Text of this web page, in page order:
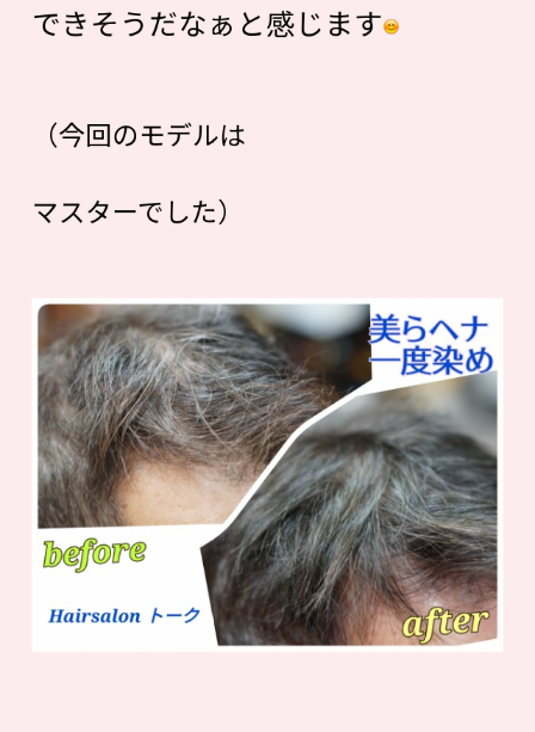
できそうだなぁと感じます
（今回のモデルは
マスターでした）